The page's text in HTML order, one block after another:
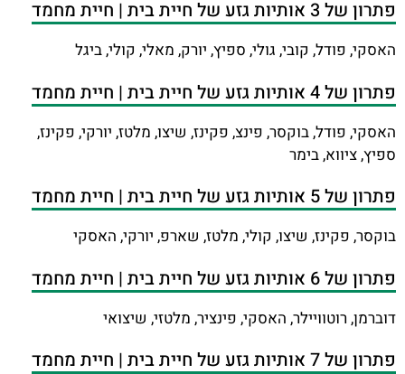
פתרון של 3 אותיות גזע של חיית בית | חיית מחמד
האסקי, פודל, קובי, גולי, ספיץ, יורק, מאלי, קולי, ביגל
פתרון של 4 אותיות גזע של חיית בית | חיית מחמד
האסקי, פודל, בוקסר, פינצ, פקינז, שיצו, מלטז, יורקי, פקינז,
ספיץ, ציווא, בימר
פתרון של 5 אותיות גזע של חיית בית | חיית מחמד
בוקסר, פקינז, שיצו, קולי, מלטז, שארפ, יורקי, האסקי
פתרון של 6 אותיות גזע של חיית בית | חיית מחמד
דוברמן, רוטוויילר, האסקי, פינציר, מלטזי, שיצואי
פתרון של 7 אותיות גזע של חיית בית | חיית מחמד